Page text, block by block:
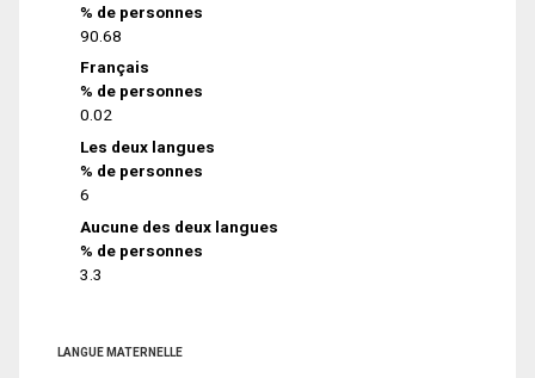
% de personnes
90.68
Français
% de personnes
0.02
Les deux langues
% de personnes
6
Aucune des deux langues
% de personnes
3.3
LANGUE MATERNELLE